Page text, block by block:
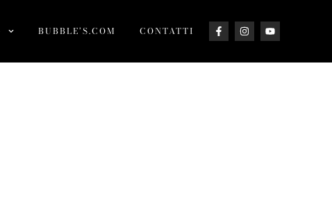
BUBBLE’S.COM CONTATTI